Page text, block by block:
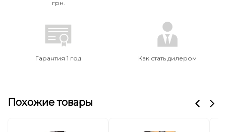
грн.
Гарантия 1 год Как стать дилером
Похожие товары